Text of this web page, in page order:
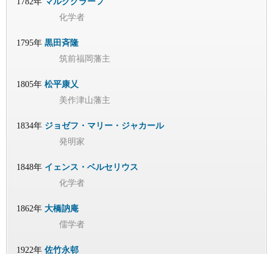
化学者
1795年 黒田斉隆
筑前福岡藩主
1805年 松平康乂
美作津山藩主
1834年 ジョゼフ・マリー・ジャカール
発明家
1848年 イェンス・ベルセリウス
化学者
1862年 大橋訥庵
儒学者
1922年 佐竹永邨